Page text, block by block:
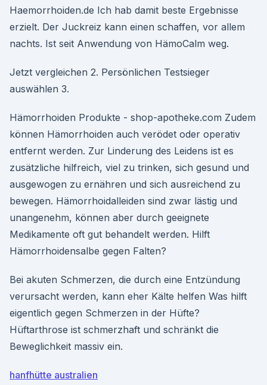
Haemorrhoiden.de Ich hab damit beste Ergebnisse
erzielt. Der Juckreiz kann einen schaffen, vor allem
nachts. Ist seit Anwendung von HämoCalm weg.
Jetzt vergleichen 2. Persönlichen Testsieger
auswählen 3.
Hämorrhoiden Produkte - shop-apotheke.com Zudem
können Hämorrhoiden auch verödet oder operativ
entfernt werden. Zur Linderung des Leidens ist es
zusätzliche hilfreich, viel zu trinken, sich gesund und
ausgewogen zu ernähren und sich ausreichend zu
bewegen. Hämorrhoidalleiden sind zwar lästig und
unangenehm, können aber durch geeignete
Medikamente oft gut behandelt werden. Hilft
Hämorrhoidensalbe gegen Falten?
Bei akuten Schmerzen, die durch eine Entzündung
verursacht werden, kann eher Kälte helfen Was hilft
eigentlich gegen Schmerzen in der Hüfte?
Hüftarthrose ist schmerzhaft und schränkt die
Beweglichkeit massiv ein.
hanfhütte australien